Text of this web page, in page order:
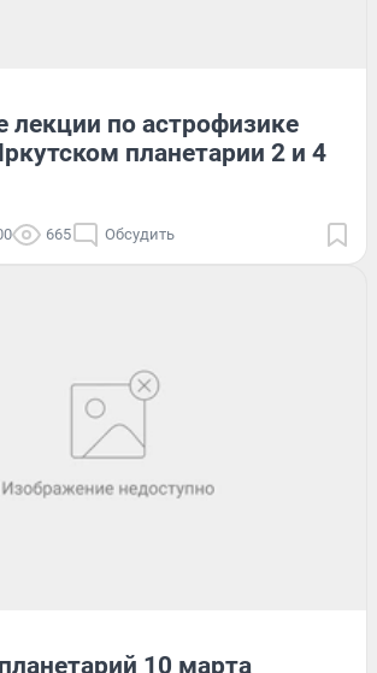
лекции по астрофизике
планетарии 2 и 4
665 Обсудить
10 марта